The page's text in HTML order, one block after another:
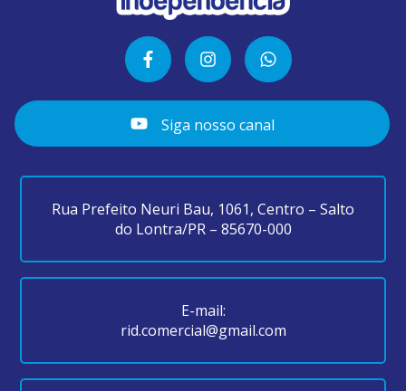
Siga nosso canal
Rua Prefeito Neuri Bau, 1061, Centro – Salto
do Lontra/PR – 85670-000
E-mail:
rid.comercial@gmail.com